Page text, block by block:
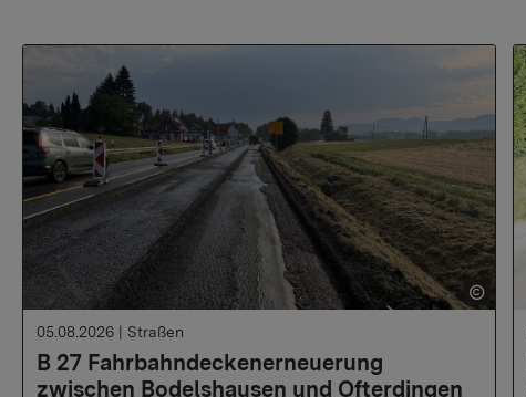
B 27 Fahrbahndeckenerneuerung
zwischen Bodelshausen und Ofterdingen
05.08.2026 | Straßen